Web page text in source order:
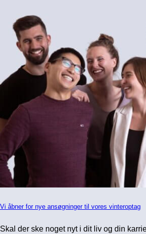
Vi åbner for nye ansøgninger til vores vinteroptag
Skal der ske noget nyt i dit liv og din